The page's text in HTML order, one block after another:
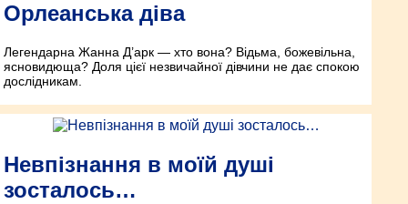
Орлеанська діва
Легендарна Жанна Д’арк — хто вона? Відь­ма, божевільна,
ясновидюща? Доля цієї незвичайної дівчини не дає спокою
дослідникам.
Невпізнання в моїй душі
зосталось…